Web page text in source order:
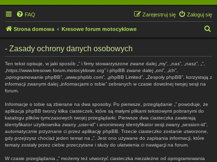
FAQ Zaloguj się
Zarejestruj się
Strona domowa Kresowe forum motocyklowe
- Zasady ochrony danych osobowych
Ten tekst opisuje, w jaki sposób „” i firmy stowarzyszone zwane dalej „my”, „nas”, „nasz”, „”,
„https://www.kresowe.forum.motocyklowe.org” i phpBB zwane dalej „oni”, „ich”,
„oprogramowanie phpBB”, „www.phpbb.com”, „phpBB Limited”, „Zespoły phpBB”, korzystają z
informacji zwanymi dalej „informacjami o tobie” zebranych w czasie dowolnej twojej sesji na
forum.
Informacje o tobie są zbierane na dwa sposoby. Po pierwsze, przeglądanie „” powoduje, że
aplikacja phpBB tworzy kilka ciasteczek, które są małymi plikami tekstowymi pobranymi do
katalogu plików tymczasowych twojej przeglądarki. Pierwsze dwa ciasteczka zawierają
identyfikator użytkownika zwany „user-id” i anonimowy identyfikator sesji zwany „session-id”,
automatycznie przyznane ci przez aplikację phpBB. Trzecie ciasteczko zostanie utworzone,
gdy przejrzysz chociaż jeden temat na „”. Jest ono używane do zapisania informacji, które
tematy zostały przez ciebie przeczytane i służy do ułatwienia ci nawigacji na forum.
W czasie przeglądania „” możemy też utworzyć ciasteczka niezależne od oprogramowania